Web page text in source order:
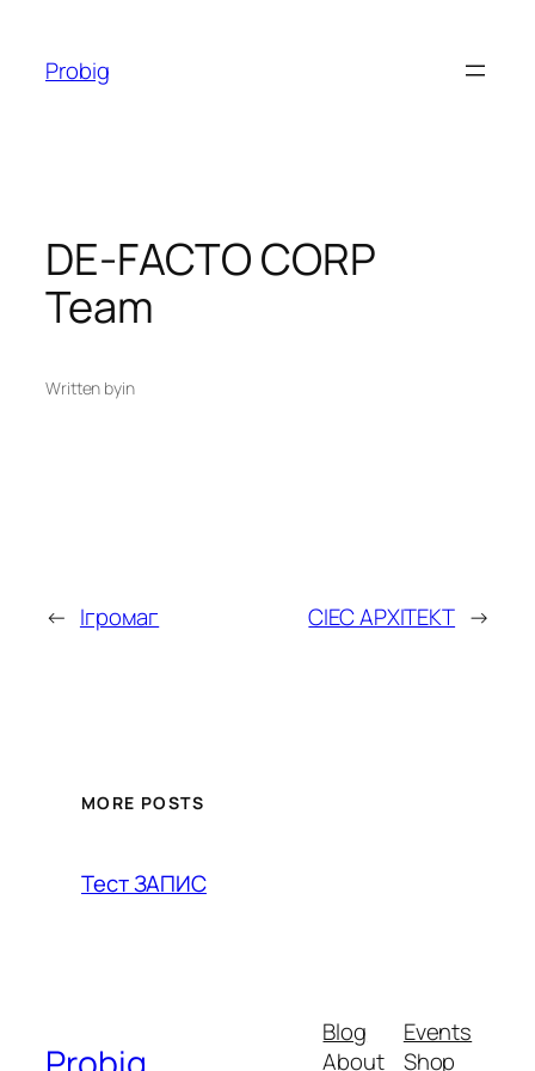
вмісту
Probig
DE-FACTO CORP
Team
Written byin
← Ігромаг СІЕС АРХІТЕКТ →
MORE POSTS
Тест ЗАПИС
Blog
About
Events
Shop